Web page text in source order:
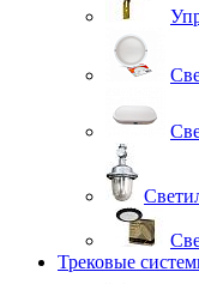
Трековые